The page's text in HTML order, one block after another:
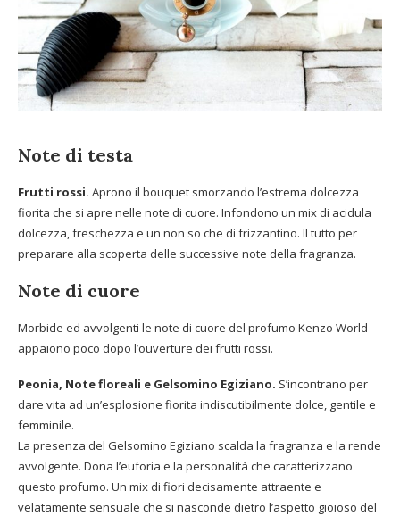
Note di testa
Frutti rossi. Aprono il bouquet smorzando l’estrema dolcezza
fiorita che si apre nelle note di cuore. Infondono un mix di acidula
dolcezza, freschezza e un non so che di frizzantino. Il tutto per
preparare alla scoperta delle successive note della fragranza.
Note di cuore
Morbide ed avvolgenti le note di cuore del profumo Kenzo World
appaiono poco dopo l’ouverture dei frutti rossi.
Peonia, Note floreali e Gelsomino Egiziano. S’incontrano per
dare vita ad un’esplosione fiorita indiscutibilmente dolce, gentile e
femminile.
La presenza del Gelsomino Egiziano scalda la fragranza e la rende
avvolgente. Dona l’euforia e la personalità che caratterizzano
questo profumo. Un mix di fiori decisamente attraente e
velatamente sensuale che si nasconde dietro l’aspetto gioioso del